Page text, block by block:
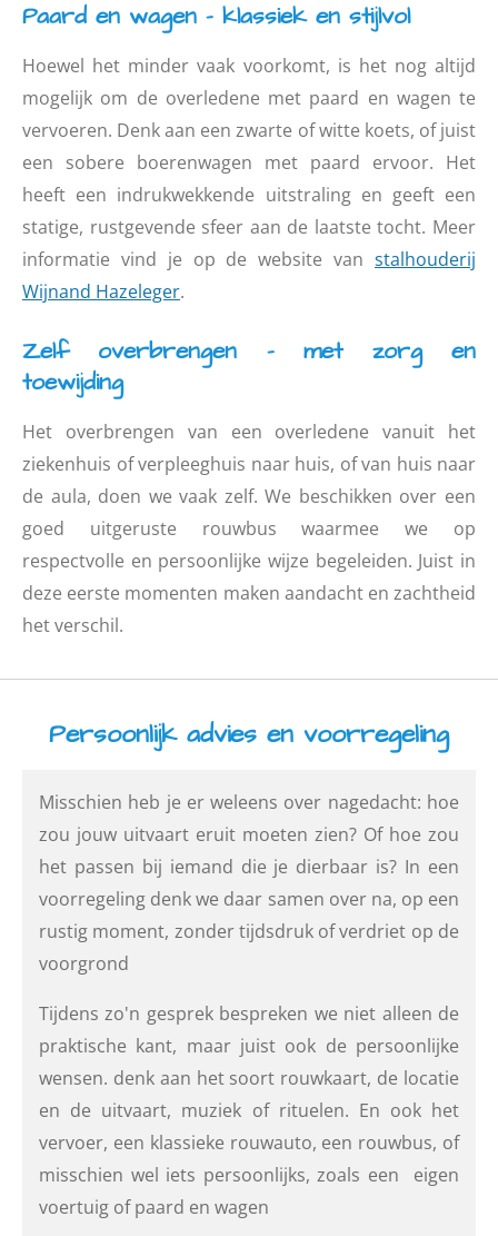
Paard en wagen – klassiek en stijlvol
Hoewel het minder vaak voorkomt, is het nog altijd
mogelijk om de overledene met paard en wagen te
vervoeren. Denk aan een zwarte of witte koets, of juist
een sobere boerenwagen met paard ervoor. Het
heeft een indrukwekkende uitstraling en geeft een
statige, rustgevende sfeer aan de laatste tocht. Meer
informatie vind je op de website van stalhouderij
Wijnand Hazeleger.
Zelf overbrengen – met zorg en
toewijding
Het overbrengen van een overledene vanuit het
ziekenhuis of verpleeghuis naar huis, of van huis naar
de aula, doen we vaak zelf. We beschikken over een
goed uitgeruste rouwbus waarmee we op
respectvolle en persoonlijke wijze begeleiden. Juist in
deze eerste momenten maken aandacht en zachtheid
het verschil.
Persoonlijk advies en voorregeling
Misschien heb je er weleens over nagedacht: hoe
zou jouw uitvaart eruit moeten zien? Of hoe zou
het passen bij iemand die je dierbaar is? In een
voorregeling denk we daar samen over na, op een
rustig moment, zonder tijdsdruk of verdriet op de
voorgrond
Tijdens zo'n gesprek bespreken we niet alleen de
praktische kant, maar juist ook de persoonlijke
wensen. denk aan het soort rouwkaart, de locatie
en de uitvaart, muziek of rituelen. En ook het
vervoer, een klassieke rouwauto, een rouwbus, of
misschien wel iets persoonlijks, zoals een eigen
voertuig of paard en wagen